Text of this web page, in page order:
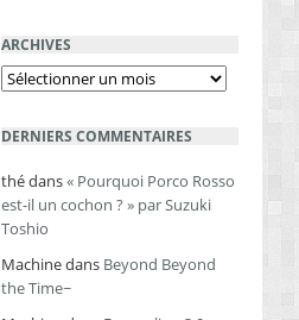
ARCHIVES
Archives
DERNIERS COMMENTAIRES
thédans« Pourquoi Porco Rosso
est-il un cochon ? » par Suzuki
Toshio
Machinedans Beyond Beyond
the Time~